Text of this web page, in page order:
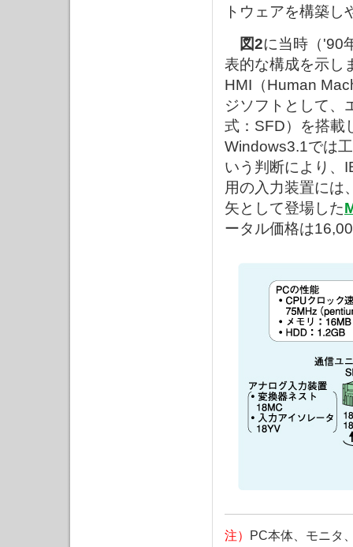
トウェアを構築
図2に当時（'90
表的な構成を示し
HMI（Human
ジソフトとして、
式：SFD）を搭載
Windows3.1では
いう判断により、
用の入力装置には
矢として登場した
ータル価格は
注） PC本体、モニタ